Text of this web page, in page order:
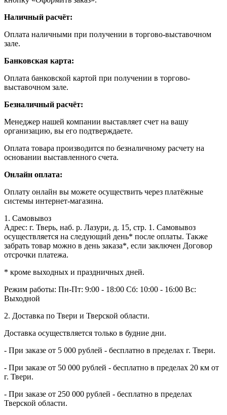
Наличный расчёт:
Оплата наличными при получении в торгово-выставочном
зале.
Банковская карта:
Оплата банковской картой при получении в торгово-
выставочном зале.
Безналичный расчёт:
Менеджер нашей компании выставляет счет на вашу
организацию, вы его подтверждаете.
Оплата товара производится по безналичному расчету на
основании выставленного счета.
Онлайн оплата:
Оплату онлайн вы можете осуществить через платёжные
системы интернет-магазина.
1. Самовывоз
Адрес: г. Тверь, наб. р. Лазури, д. 15, стр. 1. Самовывоз
осуществляется на следующий день* после оплаты. Также
забрать товар можно в день заказа*, если заключен Договор
отсрочки платежа.
* кроме выходных и праздничных дней.
Режим работы: Пн-Пт: 9:00 - 18:00 Сб: 10:00 - 16:00 Вс:
Выходной
2. Доставка по Твери и Тверской области.
Доставка осуществляется только в будние дни.
- При заказе от 5 000 рублей - бесплатно в пределах г. Твери.
- При заказе от 50 000 рублей - бесплатно в пределах 20 км от
г. Твери.
- При заказе от 250 000 рублей - бесплатно в пределах
Тверской области.